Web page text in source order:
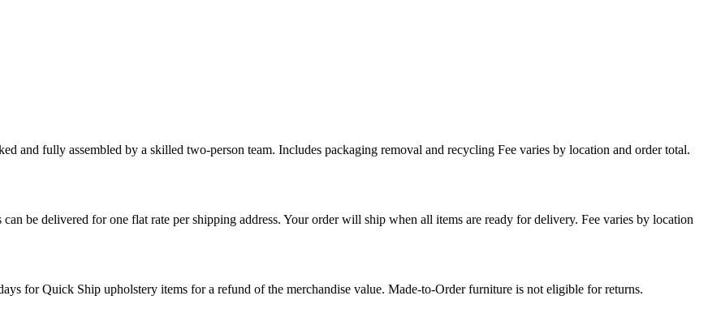
and fully assembled by a skilled two-person team. Includes packaging removal and recycling Fee varies by location and order total.
be delivered for one flat rate per shipping address. Your order will ship when all items are ready for delivery. Fee varies by location
for Quick Ship upholstery items for a refund of the merchandise value. Made-to-Order furniture is not eligible for returns.